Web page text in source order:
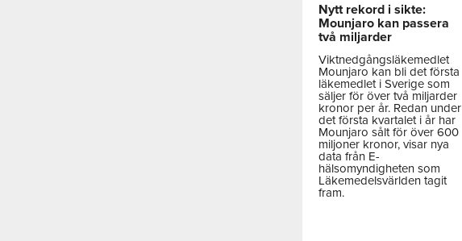
Nytt rekord i sikte:
Mounjaro kan passera
två miljarder
Viktnedgångsläkemedlet
Mounjaro kan bli det första
läkemedlet i Sverige som
säljer för över två miljarder
kronor per år. Redan under
det första kvartalet i år har
Mounjaro sålt för över 600
miljoner kronor, visar nya
data från E-
hälsomyndigheten som
Läkemedelsvärlden tagit
fram.